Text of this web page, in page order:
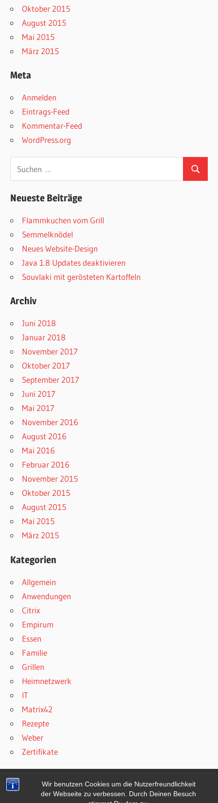
Wir benutzen Cookies um die Nutzerfreundlichkeit
der Webseite zu verbessen. Durch Deinen Besuch
Oktober 2015
August 2015
Mai 2015
März 2015
Meta
Anmelden
Eintrags-Feed
Kommentar-Feed
WordPress.org
Suchen
nach:
Suchen
Neueste Beiträge
Flammkuchen vom Grill
Semmelknödel
Neues Website-Design
Java 1.8 Updates deaktivieren
Souvlaki mit gerösteten Kartoffeln
Archiv
Juni 2018
Januar 2018
November 2017
Oktober 2017
September 2017
Juni 2017
Mai 2017
November 2016
August 2016
Mai 2016
Februar 2016
November 2015
Oktober 2015
August 2015
Mai 2015
März 2015
Kategorien
Allgemein
Anwendungen
Citrix
Empirum
Essen
Familie
Grillen
Heimnetzwerk
IT
Matrix42
Rezepte
Weber
Zertifikate
WordPress-Theme: Wellington von ThemeZee.